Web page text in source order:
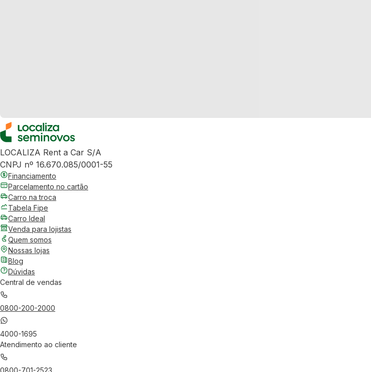
LOCALIZA Rent a Car S/A
CNPJ nº 16.670.085/0001-55
Financiamento
Parcelamento no cartão
Carro na troca
Tabela Fipe
Carro Ideal
Venda para lojistas
Quem somos
Nossas lojas
Blog
Dúvidas
Central de vendas
0800-200-2000
4000-1695
Atendimento ao cliente
0800-701-2523